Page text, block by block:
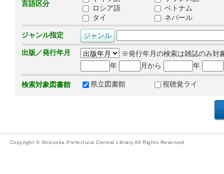
言語区分
ロシア語
ベトナム
タイ
ネパール
ジャンル指定
出版／発行年月
※発行年月の検索は雑誌のみ対
年
月から 年
検索対象図書館 県立図書館 視聴覚ライ
Copyright © Shizuoka Prefectural Central Library All Rights Reserved.